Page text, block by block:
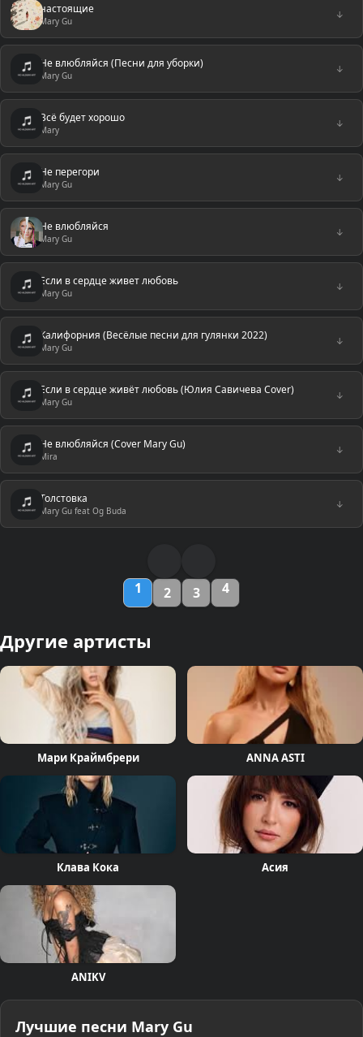
настоящие
Mary Gu
↓
Не влюбляйся (Песни для уборки)
Mary Gu
↓
Всё будет хорошо
Mary
↓
Не перегори
Mary Gu
↓
Не влюбляйся
Mary Gu
↓
Если в сердце живет любовь
Mary Gu
↓
Калифорния (Весёлые песни для гулянки 2022)
Mary Gu
↓
Если в сердце живёт любовь (Юлия Савичева Cover)
Mary Gu
↓
Не влюбляйся (Cover Mary Gu)
Mira
↓
Толстовка
Mary Gu feat Og Buda
↓
1 2 3 4
Другие артисты
Мари Краймбрери ANNA ASTI
Клава Кока Асия
ANIKV
Лучшие песни Mary Gu